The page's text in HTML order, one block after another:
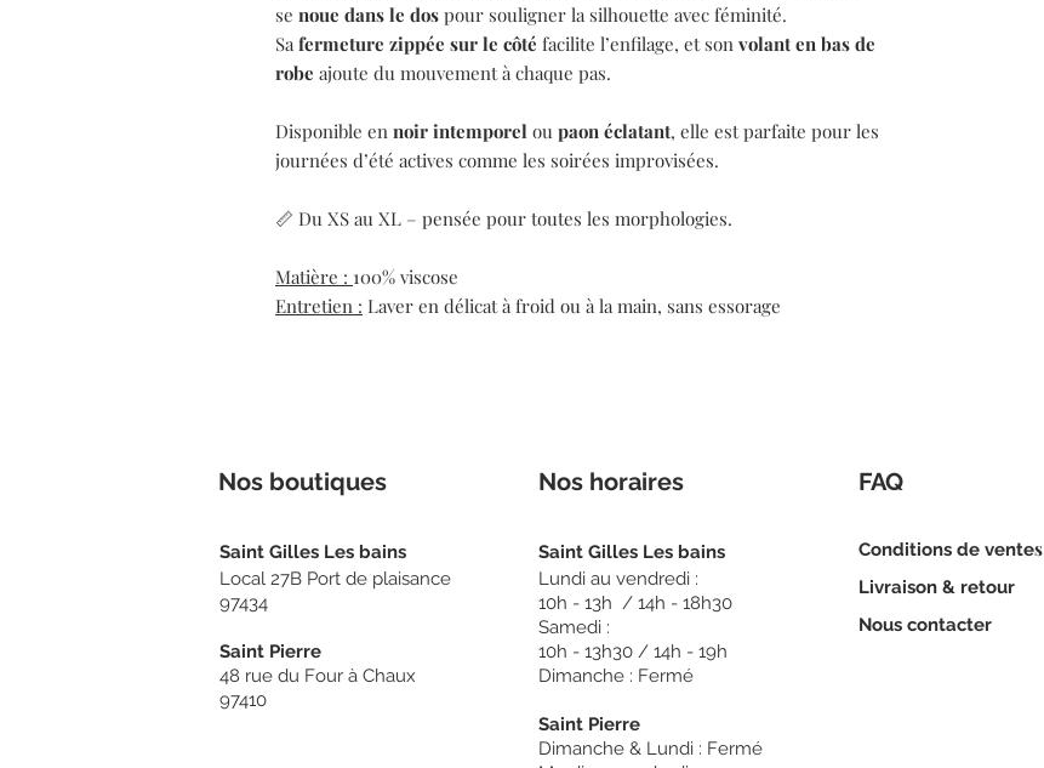
se noue dans le dos pour souligner la silhouette avec féminité.
Sa fermeture zippée sur le côté facilite l’enfilage, et son volant en bas de
robe ajoute du mouvement à chaque pas.
Disponible en noir intemporel ou paon éclatant, elle est parfaite pour les
journées d’été actives comme les soirées improvisées.
📏 Du XS au XL – pensée pour toutes les morphologies.
Matière : 100% viscose
Entretien : Laver en délicat à froid ou à la main, sans essorage
Nos boutiques
Saint Gilles Les bains
Local 27B Port de plaisance
97434
Saint Pierre
48 rue du Four à Chaux
97410
Nos horaires
Saint Gilles Les bains
Lundi au vendredi :
10h - 13h / 14h - 18h30
Samedi :
10h - 13h30 / 14h - 19h
Dimanche : Fermé
Saint Pierre
Dimanche & Lundi : Fermé
FAQ
Conditions de ventes
Livraison & retour
Nous contacter